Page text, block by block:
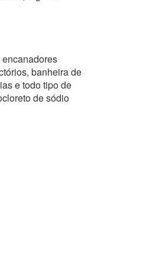
banheira de
e todo tipo de
de sódio